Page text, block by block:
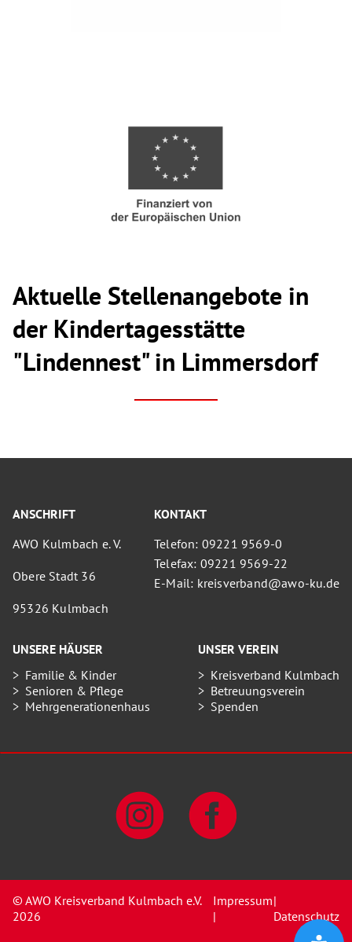
Aktuelle Stellenangebote in
der Kindertagesstätte
"Lindennest" in Limmersdorf
ANSCHRIFT
AWO Kulmbach e. V.
Obere Stadt 36
95326 Kulmbach
KONTAKT
Telefon: 09221 9569-0
Telefax: 09221 9569-22
E-Mail: kreisverband@awo-ku.de
UNSERE HÄUSER
Familie & Kinder
Senioren & Pflege
Mehrgenerationenhaus
UNSER VEREIN
Kreisverband Kulmbach
Betreuungsverein
Spenden
© AWO Kreisverband Kulmbach e.V.
2026
Impressum
|
|
Datenschutz